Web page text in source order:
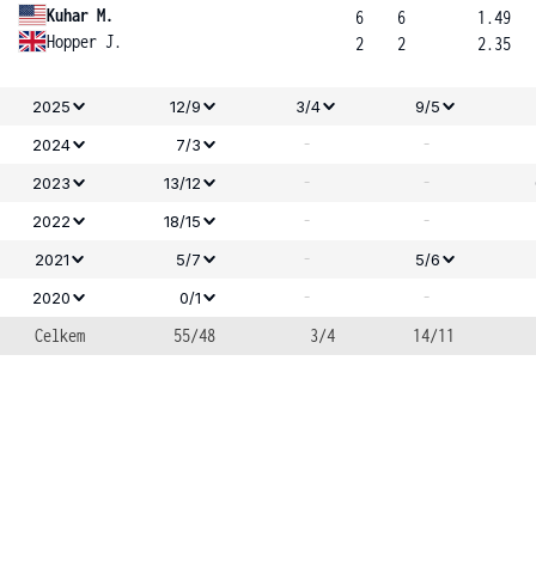
Kuhar M.
Hopper J.
6
2
6
2
1.49
2.35
2025 12/9 3/4
9/5
2024
7/3 - -
2023 13/12 - -
2022
18/15 - -
2021 5/7 -
5/6
2020
0/1 -
-
Celkem
55/48 3/4 14/11